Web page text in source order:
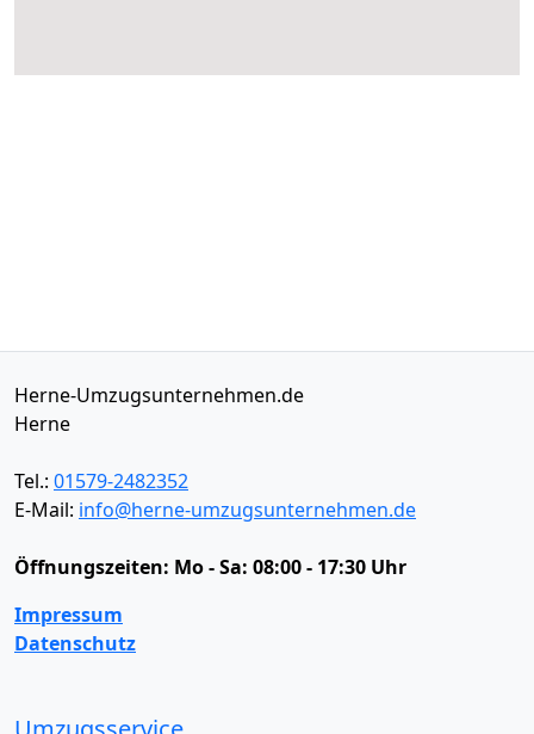
Herne-Umzugsunternehmen.de
Herne
Tel.: 01579-2482352
E-Mail: info@herne-umzugsunternehmen.de
Öffnungszeiten: Mo - Sa: 08:00 - 17:30 Uhr
Impressum
Datenschutz